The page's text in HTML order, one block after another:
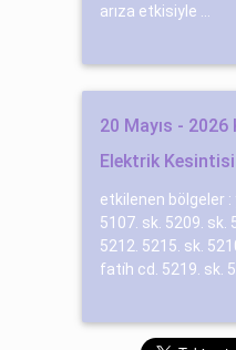
arıza etkisiyle ...
20 Mayıs - 2026
Elektrik Kesintisi
etkilenen bölgeler
5107. sk. 5209. sk.
5212. 5215. sk.
fati̇h cd. 5219. sk.